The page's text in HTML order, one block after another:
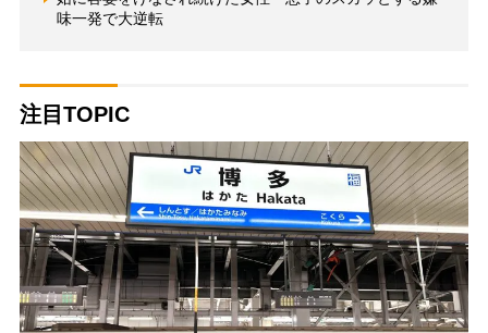
味一発で大逆転
注目TOPIC